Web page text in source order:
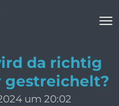
da richtig
gestreichelt?
um 20:02